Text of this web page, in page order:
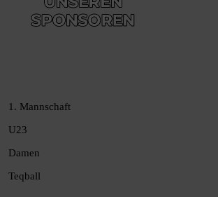
1. Mannschaft
U23
Damen
Teqball